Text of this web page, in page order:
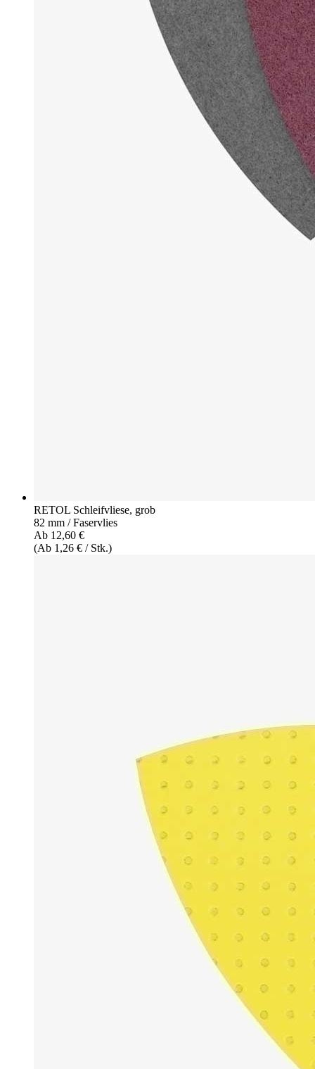
RETOL Schleifvliese, grob
82 mm / Faservlies
Ab 12,60 €
(Ab 1,26 € / Stk.)